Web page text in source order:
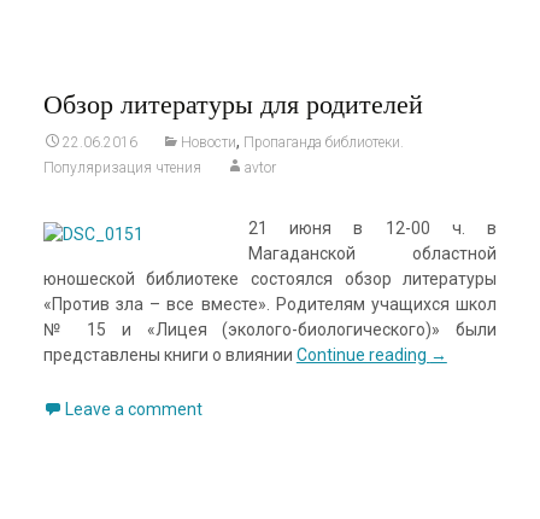
Обзор литературы для родителей
22.06.2016 Новости, Пропаганда библиотеки.
Популяризация чтения
avtor
21 июня в 12-00 ч. в
Магаданской областной
юношеской библиотеке состоялся обзор литературы
«Против зла – все вместе». Родителям учащихся школ
№ 15 и «Лицея (эколого-биологического)» были
представлены книги о влиянии Continue reading →
Leave a comment